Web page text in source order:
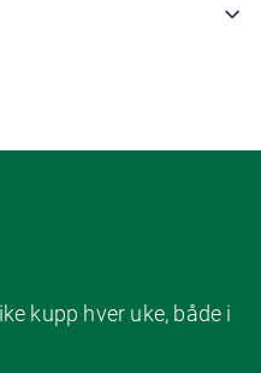
kupp hver uke, både i